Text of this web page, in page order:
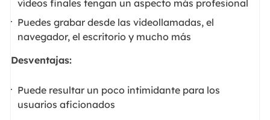
vídeos finales tengan un aspecto más profesional
Puedes grabar desde las videollamadas, el
navegador, el escritorio y mucho más
Desventajas:
Puede resultar un poco intimidante para los
usuarios aficionados
